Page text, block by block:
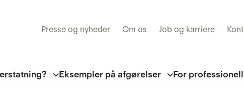
Presse og nyheder Om os Job og karriere
Eksempler på afgørelser For